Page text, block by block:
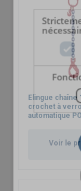
Matériau:
Plage
Elingue chaîne
crochet à
automatique
Voir le